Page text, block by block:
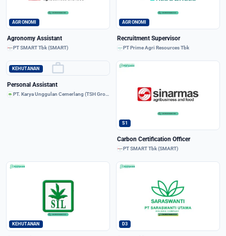
AGRONOMI
Agronomy Assistant
PT SMART Tbk (SMART)
AGRONOMI
Recruitment Supervisor
PT Prime Agri Resources Tbk
work
KEHUTANAN
Personal Assistant
PT. Karya Unggulan Cemerlang (TSH Group)
S1
Carbon Certification Officer
PT SMART Tbk (SMART)
KEHUTANAN D3